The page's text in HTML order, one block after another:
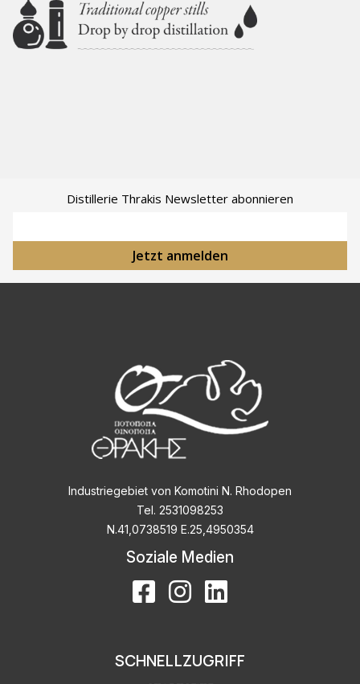
Distillerie Thrakis Newsletter abonnieren
Jetzt anmelden
Industriegebiet von Komotini N. Rhodopen
Tel. 2531098253
Ν.41,0738519 Ε.25,4950354
Soziale Medien
SCHNELLZUGRIFF